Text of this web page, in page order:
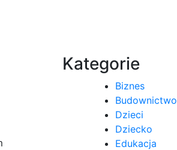
Kategorie
Biznes
Budownictwo
Dzieci
Dziecko
Edukacja